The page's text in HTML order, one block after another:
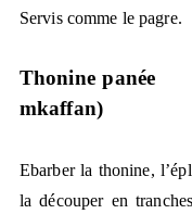
Servis comme le pagre.
Thonine panée
mkaffan)
Ebarber la thonine,
la découper en